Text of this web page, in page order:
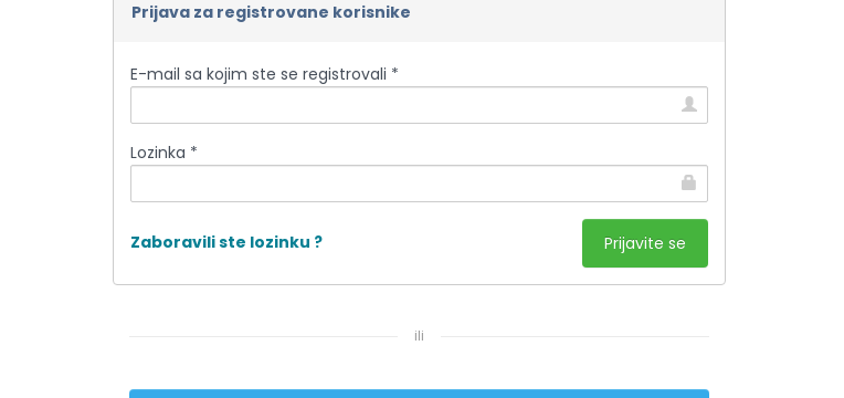
Prijava za registrovane korisnike
E-mail sa kojim ste se registrovali *
Lozinka *
Zaboravili ste lozinku ?
ili